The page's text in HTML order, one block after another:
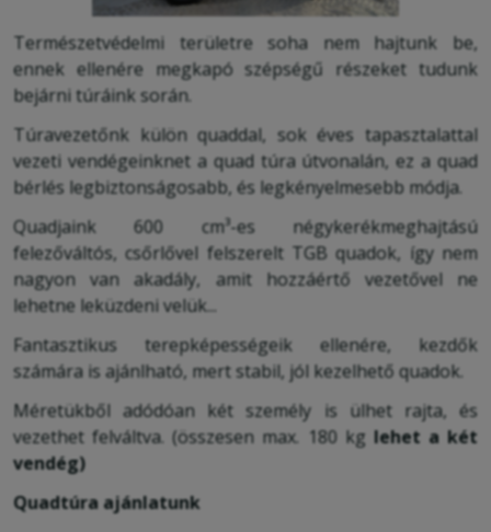
Természetvédelmi területre soha nem hajtunk be,
ennek ellenére megkapó szépségű részeket tudunk
bejárni túráink során.
Túravezetőnk külön quaddal, sok éves tapasztalattal
vezeti vendégeinknet a quad túra útvonalán, ez a quad
bérlés legbiztonságosabb, és legkényelmesebb módja.
Quadjaink 600 cm³-es négykerékmeghajtású
felezőváltós, csőrlővel felszerelt TGB quadok, így nem
nagyon van akadály, amit hozzáértő vezetővel ne
lehetne leküzdeni velük...
Fantasztikus terepképességeik ellenére, kezdők
számára is ajánlható, mert stabil, jól kezelhető quadok.
Méretükből adódóan két személy is ülhet rajta, és
vezethet felváltva. (összesen max. 180 kg lehet a két
vendég)
Quadtúra ajánlatunk